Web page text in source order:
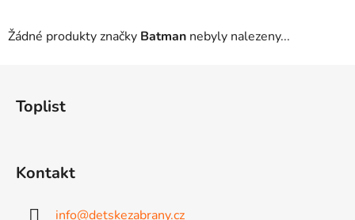
Žádné produkty značky Batman nebyly nalezeny...
Toplist
Kontakt
info@detskezabrany.cz